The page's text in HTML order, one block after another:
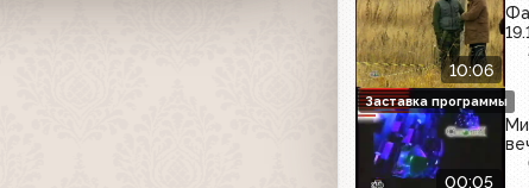
10:06
00:05
Заставка программы